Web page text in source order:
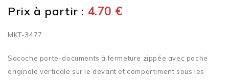
Prix à partir : 4.70 €
MKT-3477
Sacoche porte-documents à fermeture zippée avec poche
originale verticale sur le devant et compartiment sous les